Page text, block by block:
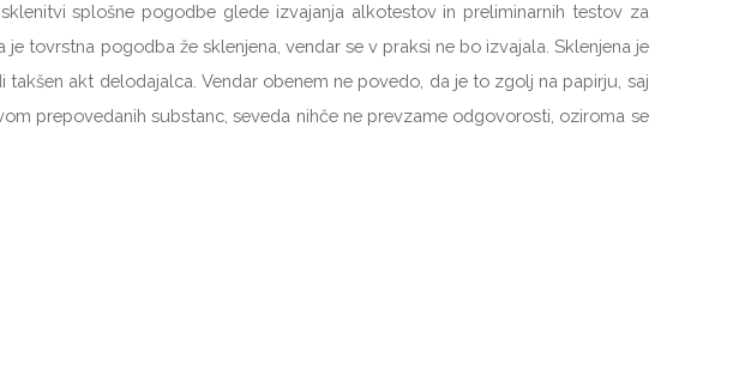
splošne pogodbe glede izvajanja alkotestov in preliminarnih testov za
tovrstna pogodba že sklenjena, vendar se v praksi ne bo izvajala. Sklenjena je
akt delodajalca. Vendar obenem ne povedo, da je to zgolj na papirju, saj
prepovedanih substanc, seveda nihče ne prevzame odgovorosti, oziroma se